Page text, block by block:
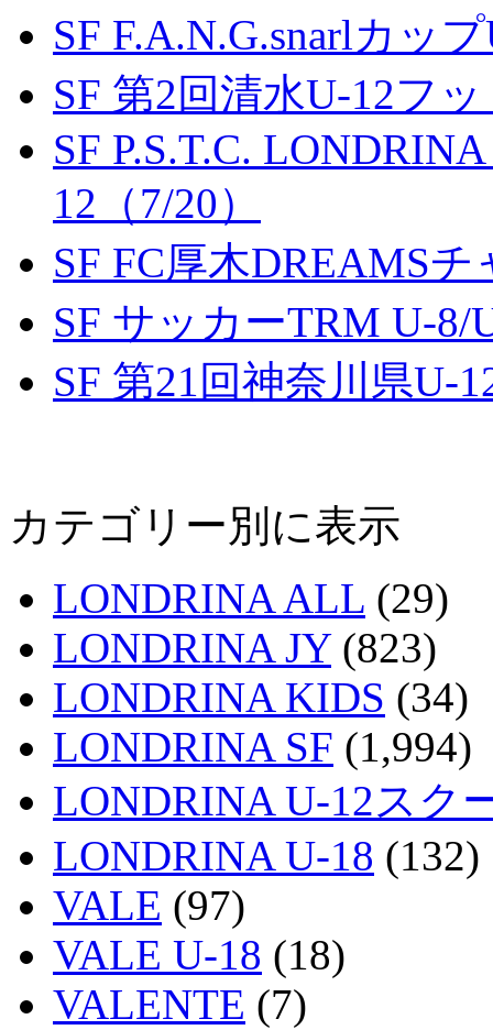
SF F.A.N.G.snarlカッ
SF 第2回清水U-12フ
SF P.S.T.C.
12（7/20）
SF FC厚木DREAMS
SF サッカーTRM U-8/
SF 第21回神奈川県U-
カテゴリー別に表示
LONDRINA ALL (29)
LONDRINA JY(823)
LONDRINA KIDS (34)
LONDRINA SF (1,994)
LONDRINA U-12スク
LONDRINA U-18 (132)
VALE (97)
VALE U-18 (18)
VALENTE (7)